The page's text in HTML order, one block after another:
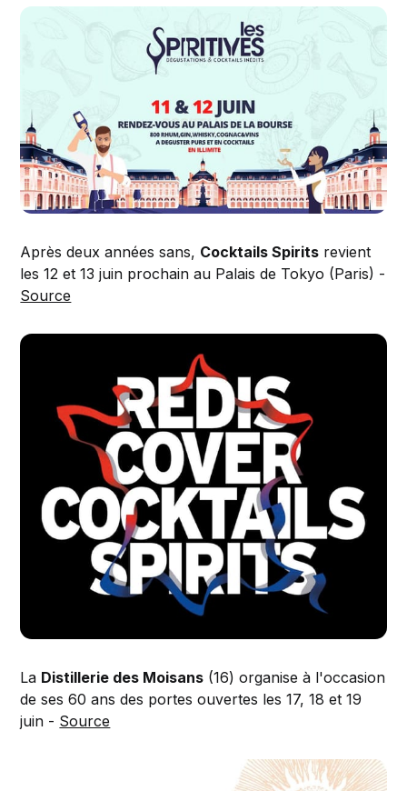
Après deux années sans, Cocktails Spirits revient
les 12 et 13 juin prochain au Palais de Tokyo (Paris) -
Source
La Distillerie des Moisans (16) organise à l'occasion
de ses 60 ans des portes ouvertes les 17, 18 et 19
juin - Source